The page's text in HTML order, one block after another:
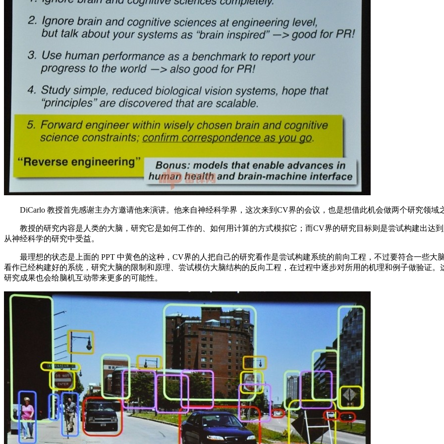
DiCarlo 教授首先感谢主办方邀请他来演讲。他来自神经科学界，这次来到CV界的会议，也是想借此机会做两个研究领域
教授的研究内容是人类的大脑，研究它是如何工作的、如何用计算的方式模拟它；而CV界的研究目标则是尝试构建出达
从神经科学的研究中受益。
最理想的状态是上面的 PPT 中黄色的这种，CV界的人把自己的研究看作是尝试构建系统的前向工程，不过要符合一些大
看作已经构建好的系统，研究大脑的限制和原理、尝试模仿大脑结构的反向工程，在过程中逐步对所用的机理和例子做验证
研究成果也会给脑机互动带来更多的可能性。